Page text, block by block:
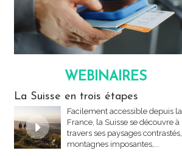
WEBINAIRES
La Suisse en trois étapes
Facilement accessible depuis la
France, la Suisse se découvre à
travers ses paysages contrastés,
montagnes imposantes,...